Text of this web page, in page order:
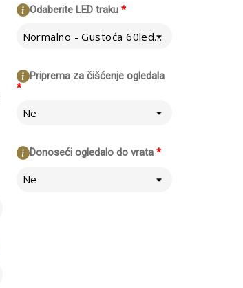
*
Odaberite LED traku
Normalno - Gustoća 60led/m
*
Priprema za čišćenje ogledala
Ne
*
Donoseći ogledalo do vrata
Ne